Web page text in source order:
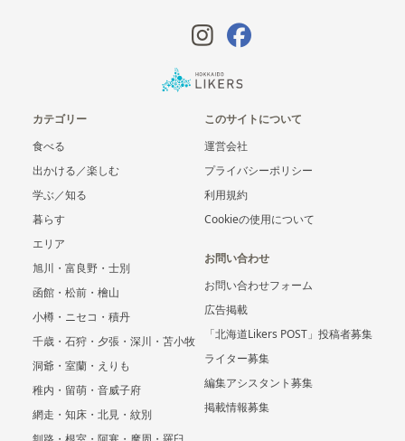
カテゴリー
食べる
出かける／楽しむ
学ぶ／知る
暮らす
エリア
旭川・富良野・士別
函館・松前・檜山
小樽・ニセコ・積丹
千歳・石狩・夕張・深川・苫小牧
洞爺・室蘭・えりも
稚内・留萌・音威子府
網走・知床・北見・紋別
このサイトについて
運営会社
プライバシーポリシー
利用規約
Cookieの使用について
お問い合わせ
お問い合わせフォーム
広告掲載
「北海道Likers POST」投稿者募集
ライター募集
編集アシスタント募集
掲載情報募集